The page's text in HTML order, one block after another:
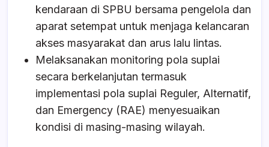
kendaraan di SPBU bersama pengelola dan
aparat setempat untuk menjaga kelancaran
akses masyarakat dan arus lalu lintas.
Melaksanakan monitoring pola suplai
secara berkelanjutan termasuk
implementasi pola suplai Reguler, Alternatif,
dan Emergency (RAE) menyesuaikan
kondisi di masing-masing wilayah.